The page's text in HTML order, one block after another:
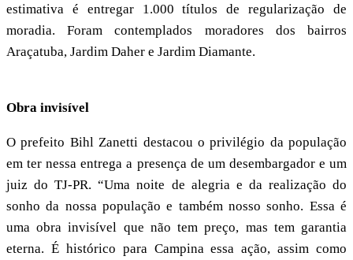
estimativa é entregar 1.000 títulos de regularização de
moradia. Foram contemplados moradores dos bairros
Araçatuba, Jardim Daher e Jardim Diamante.
Obra invisível
O prefeito Bihl Zanetti destacou o privilégio da população
em ter nessa entrega a presença de um desembargador e um
juiz do TJ-PR. “Uma noite de alegria e da realização do
sonho da nossa população e também nosso sonho. Essa é
uma obra invisível que não tem preço, mas tem garantia
eterna. É histórico para Campina essa ação, assim como